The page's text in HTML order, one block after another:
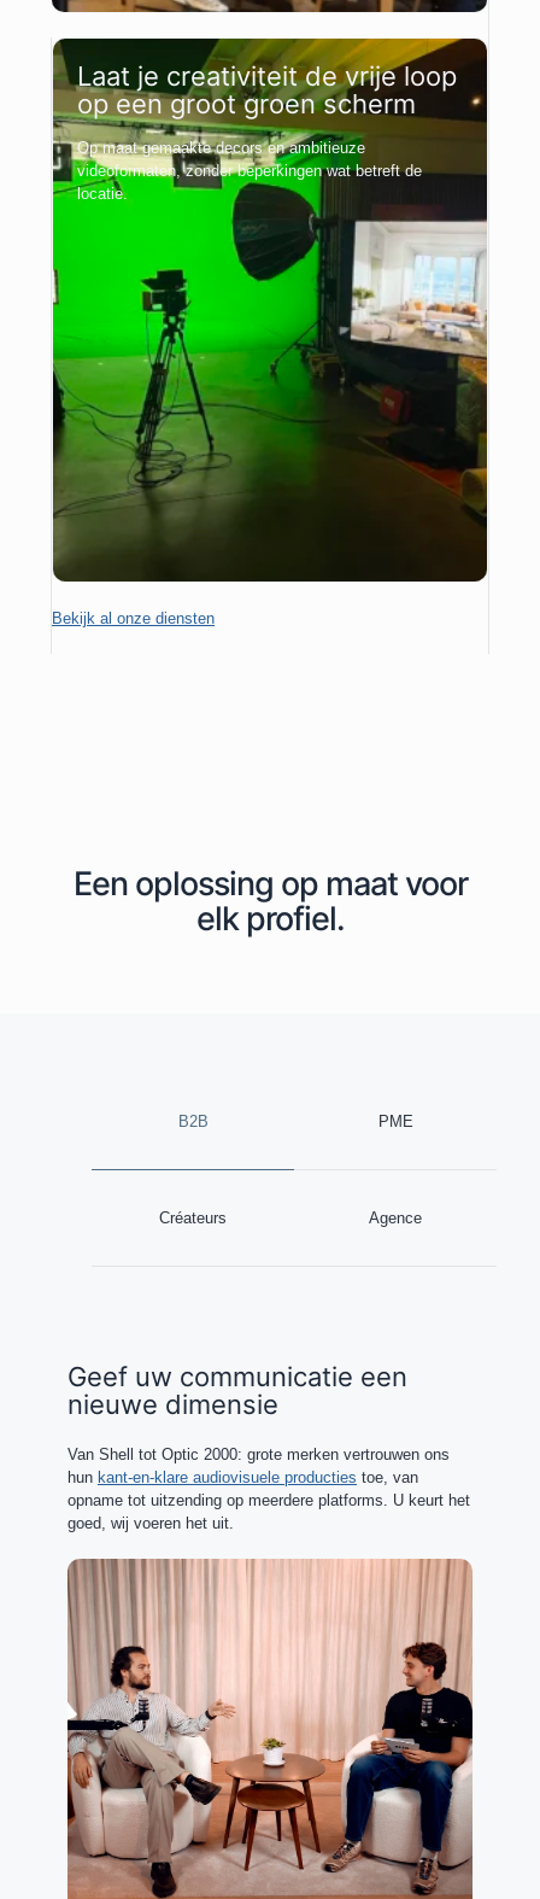
Laat je creativiteit de vrije loop
op een groot groen scherm
Op maat gemaakte decors en ambitieuze
videoformaten, zonder beperkingen wat betreft de
locatie.
Bekijk al onze diensten
Een oplossing op maat voor
elk profiel.
B2B PME
Créateurs Agence
Geef uw communicatie een
nieuwe dimensie
Van Shell tot Optic 2000: grote merken vertrouwen ons
hun kant-en-klare audiovisuele producties toe, van
opname tot uitzending op meerdere platforms. U keurt het
goed, wij voeren het uit.